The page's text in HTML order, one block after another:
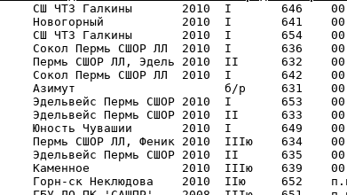
СШ ЧТЗ Галкины       2010  I       646
Новогорный           2010  I       641
СШ ЧТЗ Галкины       2010  I
Сокол Пермь СШОР ЛЛ  2010  I
Пермь СШОР ЛЛ, Эдель 2010  II
Сокол Пермь СШОР ЛЛ  2010  I
Азимут                     б/р     631
Эдельвейс Пермь СШОР 2010  I
Эдельвейс Пермь СШОР 2010  II
Юность Чувашии       2010  I       649
Пермь СШОР ЛЛ, Феник 2010  IIIю    634
Эдельвейс Пермь СШОР 2010  II
Каменное             2010  IIIю    639
Горн-ск Неклюдова    2010